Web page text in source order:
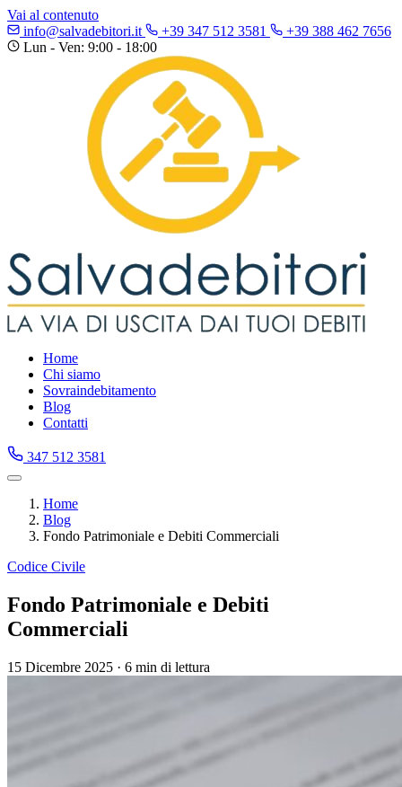
Vai al contenuto
info@salvadebitori.it
+39 347 512 3581
+39 388 462 7656
Lun - Ven: 9:00 - 18:00
Home
Chi siamo
Sovraindebitamento
Blog
Contatti
347 512 3581
Home
Blog
Fondo Patrimoniale e Debiti Commerciali
Codice Civile
Fondo Patrimoniale e Debiti
Commerciali
15 Dicembre 2025 · 6 min di lettura